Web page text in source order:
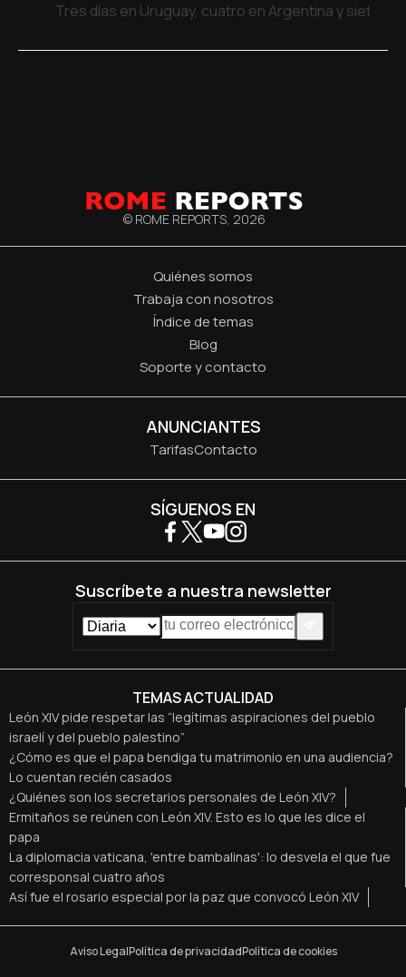
Tres días en Uruguay, cuatro en Argentina y siete
© ROME REPORTS, 2026
Quiénes somos
Trabaja con nosotros
Índice de temas
Blog
Soporte y contacto
ANUNCIANTES
TarifasContacto
TEMAS ACTUALIDAD
León XIV pide respetar las “legítimas aspiraciones del pueblo
israelí y del pueblo palestino”
¿Cómo es que el papa bendiga tu matrimonio en una audiencia?
Lo cuentan recién casados
¿Quiénes son los secretarios personales de León XIV?
Ermitaños se reúnen con León XIV. Esto es lo que les dice el
papa
La diplomacia vaticana, 'entre bambalinas': lo desvela el que fue
corresponsal cuatro años
Así fue el rosario especial por la paz que convocó León XIV
SÍGUENOS EN
Suscríbete a nuestra newsletter
Aviso LegalPolítica de privacidadPolítica de cookies